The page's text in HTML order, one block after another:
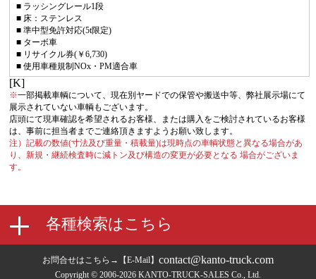
■ ラッシングレール1段
■ 床：ステンレス
■ 準中型免許対応(5t限定)
■ ターボ車
■ リサイクル券(￥6,730)
■ 使用車種規制NOx・PM適合車
[K]
※一部掲載車輌について、現在別ヤードでの保管や搬送中等、弊社展示場にて
展示されていない車輌もございます。
店頭にて現車確認を希望されるお客様、または購入をご検討されているお客様
は、事前に担当者までご連絡頂きますようお願い致します。
注）記載の数値(寸法及び重量・積載量)は現時点の車輌状態と異なる場合があ
り、新規・継続検査時に減トン及び構造の変更が必要となる 場合がございま
す。
お問合せはこちら→【E-Mail】 contact@kanto-truck.com
Copyright © 2006-2026 KANTO-TRUCK-SALES Co., Ltd.